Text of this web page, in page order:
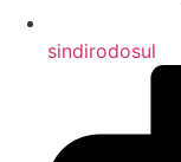
sindirodosul